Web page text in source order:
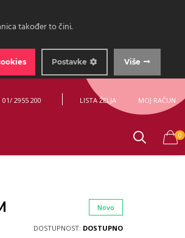
01/ 2955 200 LISTA ŽELJA MOJ RAČUN
0
Novo
DOSTUPNOST: DOSTUPNO
također to čini.
Više
Postavke